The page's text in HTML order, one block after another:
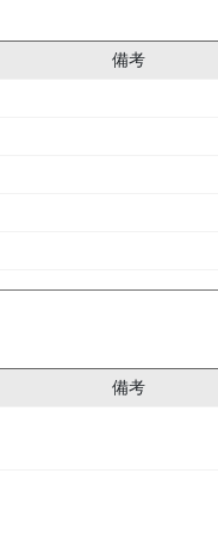
備考
備考